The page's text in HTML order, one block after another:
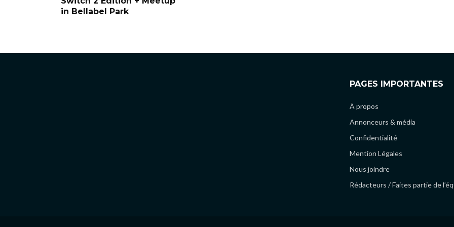
in Bellabel Park
PAGES IMPORTANTES
À propos
Annonceurs & média
Confidentialité
Mention Légales
Nous joindre
Rédacteurs / Faites partie de